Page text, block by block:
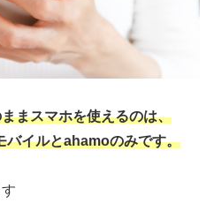
まスマホを使えるのは、
バイルとahamoのみです。